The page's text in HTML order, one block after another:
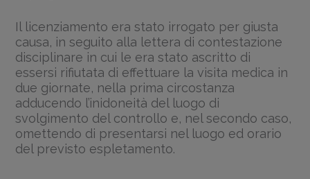
Il licenziamento era stato irrogato per giusta
causa, in seguito alla lettera di contestazione
disciplinare in cui le era stato ascritto di
essersi rifiutata di effettuare la visita medica in
due giornate, nella prima circostanza
adducendo l’inidoneità del luogo di
svolgimento del controllo e, nel secondo caso,
omettendo di presentarsi nel luogo ed orario
del previsto espletamento.